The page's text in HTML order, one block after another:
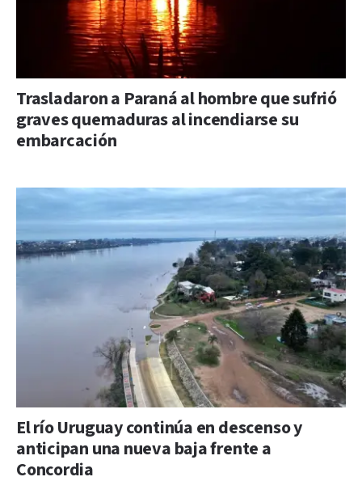
Trasladaron a Paraná al hombre que sufrió
graves quemaduras al incendiarse su
embarcación
El río Uruguay continúa en descenso y
anticipan una nueva baja frente a
Concordia